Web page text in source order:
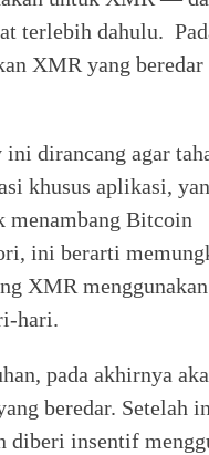
terlebih dahulu.
XMR yang beredar
dirancang agar
khusus aplikasi,
menambang Bitcoin
ini berarti
XMR
hari.
pada akhirnya
beredar. Setelah
diberi insentif